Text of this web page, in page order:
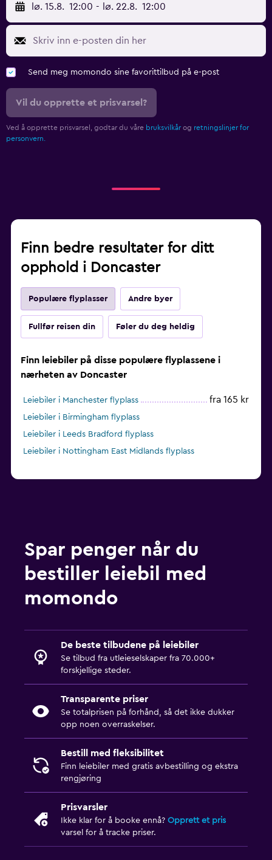
lø. 15.8. 12:00 - lø. 22.8. 12:00
Send meg momondo sine favorittilbud på e-post
Vil du opprette et prisvarsel?
Ved å opprette prisvarsel, godtar du våre bruksvilkår og retningslinjer for
personvern.
Finn bedre resultater for ditt
opphold i Doncaster
Populære flyplasser Andre byer
Fullfør reisen din Føler du deg heldig
Finn leiebiler på disse populære flyplassene i
nærheten av Doncaster
Leiebiler i Manchester flyplass fra 165 kr
Leiebiler i Birmingham flyplass
Leiebiler i Leeds Bradford flyplass
Leiebiler i Nottingham East Midlands flyplass
Spar penger når du
bestiller leiebil med
momondo
De beste tilbudene på leiebiler
Se tilbud fra utleieselskaper fra 70.000+
forskjellige steder.
Transparente priser
Se totalprisen på forhånd, så det ikke dukker
opp noen overraskelser.
Bestill med fleksibilitet
Finn leiebiler med gratis avbestilling og ekstra
rengjøring
Prisvarsler
Ikke klar for å booke ennå? Opprett et pris
varsel for å tracke priser.